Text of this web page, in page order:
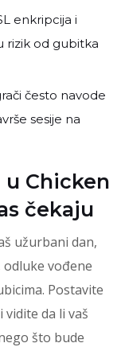
enkripcija i
rizik od gubitka
često navode
sesije na
u Chicken
čekaju
užurbani dan,
vođene
Postavite
da li vaš
što bude